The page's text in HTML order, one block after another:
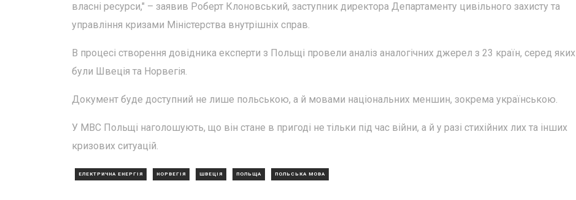
власні ресурси," – заявив Роберт Клоновський, заступник директора Департаменту цивільного захисту та
управління кризами Міністерства внутрішніх справ.
В процесі створення довідника експерти з Польщі провели аналіз аналогічних джерел з 23 країн, серед яких
були Швеція та Норвегія.
Документ буде доступний не лише польською, а й мовами національних меншин, зокрема українською.
У МВС Польщі наголошують, що він стане в пригоді не тільки під час війни, а й у разі стихійних лих та інших
кризових ситуацій.
ЕЛЕКТРИЧНА ЕНЕРГІЯ НОРВЕГІЯ ШВЕЦІЯ ПОЛЬЩА ПОЛЬСЬКА МОВА